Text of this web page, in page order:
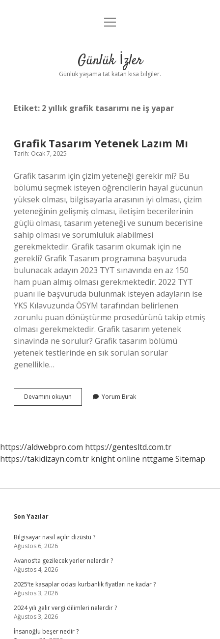
Anasayfa
Yasal Uyarı
menüyü
Günlük İzler
Günlük yaşama tat katan kısa bilgiler.
Etiket: 2 yıllık grafik tasarımı ne iş yapar
Grafik Tasarım Yetenek Lazım Mı
Tarih: Ocak 7, 2025
Grafik tasarım için çizim yeteneği gerekir mi? Bu
bölümü seçmek isteyen öğrencilerin hayal gücünün
yüksek olması, bilgisayarla arasının iyi olması, çizim
yeteneğinin gelişmiş olması, iletişim becerilerinin
güçlü olması, tasarım yeteneği ve sunum becerisine
sahip olması ve sorumluluk alabilmesi
gerekmektedir. Grafik tasarım okumak için ne
gerekli? Grafik Tasarım programına başvuruda
bulunacak adayın 2023 TYT sınavında en az 150
ham puan almış olması gerekmektedir. 2022 TYT
puanı ile başvuruda bulunmak isteyen adayların ise
YKS Kılavuzunda ÖSYM tarafından belirlenen
zorunlu puan dönüştürme prosedürünü takip etmiş
olması gerekmektedir. Grafik tasarım yetenek
sinavinda ne sorulur? Grafik tasarım bölümü
yetenek testlerinde en sık sorulan sorular
genellikle…
Devamını okuyun
Tasarım
Yorum Bırak
https://aldwebpro.com https://gentesltd.com.tr
https://takidizayn.com.tr knight online nttgame Sitemap
Sidebar
Son Yazılar
Bilgisayar nasıl açılır dizüstü ?
Ağustos 6, 2026
Avanos’ta gezilecek yerler nelerdir ?
Ağustos 4, 2026
2025’te kasaplar odası kurbanlık fiyatları ne kadar ?
Ağustos 3, 2026
2024 yılı gelir vergi dilimleri nelerdir ?
Ağustos 3, 2026
İnsanoğlu beşer nedir ?